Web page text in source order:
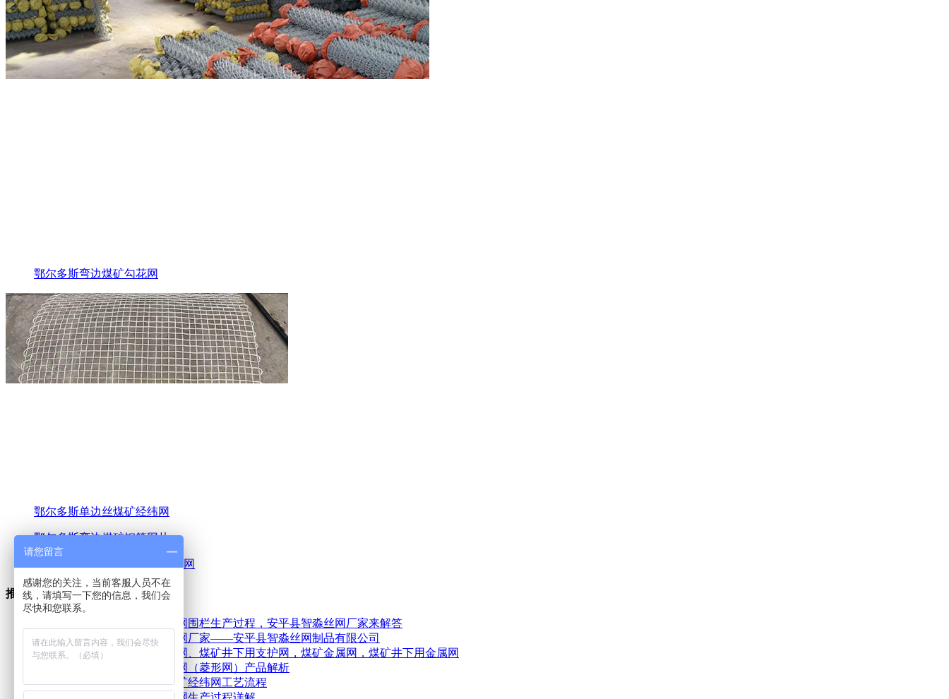
鄂尔多斯弯边煤矿勾花网
鄂尔多斯单边丝煤矿经纬网
鄂尔多斯弯边煤矿钢筋网片
鄂尔多斯满焊煤矿轧花网/编织网
推荐资讯
鄂尔多斯勾花铁丝网围栏生产过程，安平县智淼丝网厂家来解答
2025-07-26鄂尔多斯矿用菱形网厂家——安平县智淼丝网制品有限公司
2025-07-09鄂尔多斯煤矿支护网、煤矿井下用支护网，煤矿金属网，煤矿井下用金属网
鄂尔多斯煤矿勾花网（菱形网）产品解析
2022-04-15鄂尔多斯单边丝煤矿经纬网工艺流程
请您留言
感谢您的关注，当前客服人员不在
线，请填写一下您的信息，我们会
尽快和您联系。